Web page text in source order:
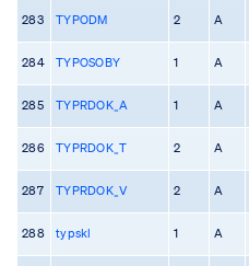
283 TYPODM 2 A
284 TYPOSOBY 1 A
285 TYPRDOK_A 1 A
286 TYPRDOK_T 2 A
287 TYPRDOK_V 2 A
288 typskl 1 A